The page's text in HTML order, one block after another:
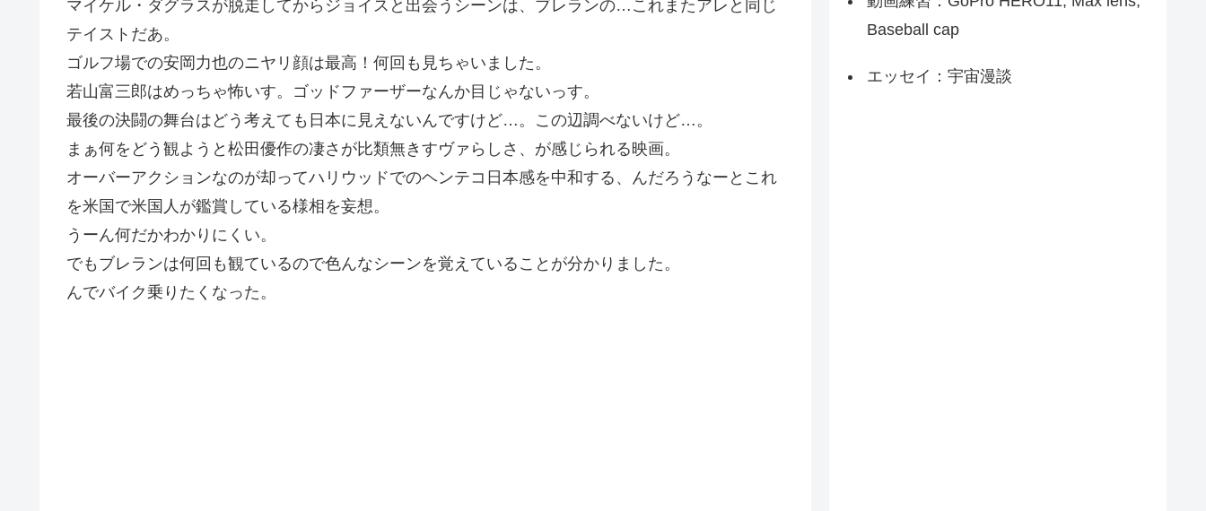
マイケル・ダグラスが脱走してからジョイスと出会うシーンは、ブレランの…これまたアレと同じ
テイストだあ。
ゴルフ場での安岡力也のニヤリ顔は最高！何回も見ちゃいました。
若山富三郎はめっちゃ怖いす。ゴッドファーザーなんか目じゃないっす。
最後の決闘の舞台はどう考えても日本に見えないんですけど…。この辺調べないけど…。
まぁ何をどう観ようと松田優作の凄さが比類無きすヴァらしさ、が感じられる映画。
オーバーアクションなのが却ってハリウッドでのヘンテコ日本感を中和する、んだろうなーとこれ
を米国で米国人が鑑賞している様相を妄想。
うーん何だかわかりにくい。
でもブレランは何回も観ているので色んなシーンを覚えていることが分かりました。
んでバイク乗りたくなった。
Baseball cap
エッセイ：宇宙漫談